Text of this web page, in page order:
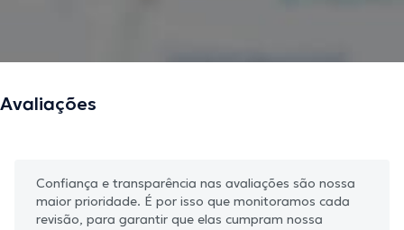
Avaliações
Confiança e transparência nas avaliações são nossa
maior prioridade. É por isso que monitoramos cada
revisão, para garantir que elas cumpram nossa